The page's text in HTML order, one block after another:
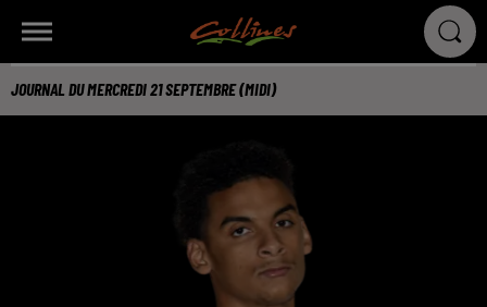
JOURNAL DU MERCREDI 21 SEPTEMBRE (MIDI)